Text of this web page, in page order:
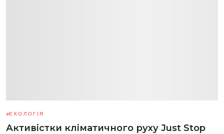
ЕКОЛОГІЯ
Активістки кліматичного руху Just Stop